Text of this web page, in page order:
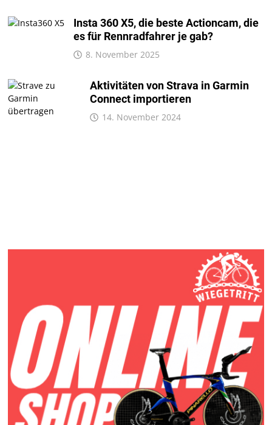
Insta 360 X5, die beste Actioncam, die
es für Rennradfahrer je gab?
8. November 2025
Aktivitäten von Strava in Garmin
Connect importieren
14. November 2024